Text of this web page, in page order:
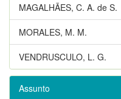
MAGALHÃES, C. A. de S.
MORALES, M. M.
VENDRUSCULO, L. G.
Assunto